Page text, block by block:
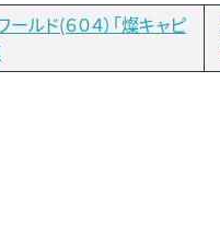
ド(６０４）「燦キャピ